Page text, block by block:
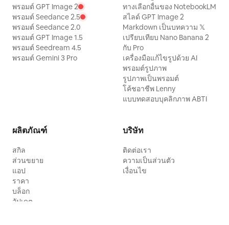
พรอมต์ GPT Image 2
พรอมต์ Seedance 2.5
พรอมต์ Seedance 2.0
พรอมต์ GPT Image 1.5
พรอมต์ Seedream 4.5
พรอมต์ Gemini 3 Pro
ทางเลือกอื่นของ NotebookLM
สไลด์ GPT Image 2
Markdown เป็นบทความ 𝕏
เปรียบเทียบ Nano Banana 2
กับ Pro
เครื่องมือแก้ไขรูปด้วย AI
พรอมต์รูปภาพ
รูปภาพเป็นพรอมต์
โค้ชอาชีพ Lenny
แบบทดสอบบุคลิกภาพ ABTI
ผลิตภัณฑ์
สกิล
ส่วนขยาย
แอป
ราคา
บล็อก
อัปเดต
บริษัท
ติดต่อเรา
ความเป็นส่วนตัว
เงื่อนไข